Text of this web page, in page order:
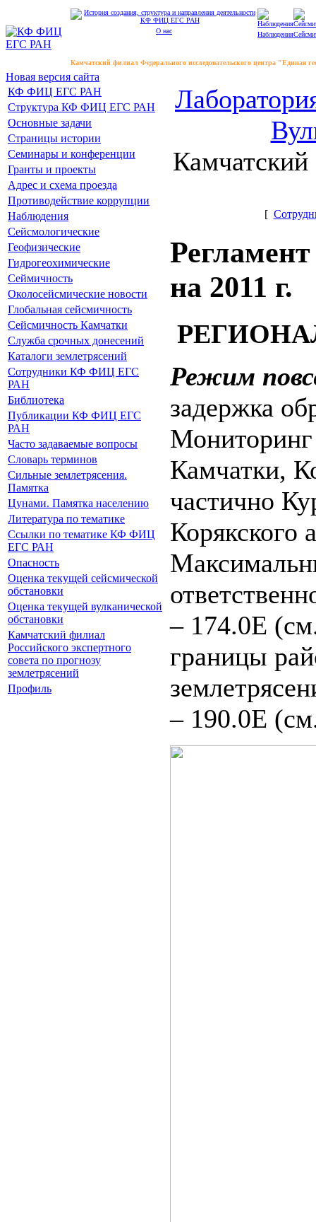
О нас Наблюдения
Камчатский филиал Федерального исследовательского центра "Единая
Новая версия сайта
КФ ФИЦ ЕГС РАН
Структура КФ ФИЦ ЕГС РАН
Основные задачи
Страницы истории
Семинары и конференции
Гранты и проекты
Адрес и схема проезда
Противодействие коррупции
Наблюдения
Сейсмологические
Геофизические
Гидрогеохимические
Сеймичность
Околосейсмические новости
Глобальная сейсмичность
Сейсмичность Камчатки
Служба срочных донесений
Каталоги землетрясений
Сотрудники КФ ФИЦ ЕГС
РАН
Библиотека
Публикации КФ ФИЦ ЕГС
РАН
Часто задаваемые вопросы
Словарь терминов
Сильные землетрясения.
Памятка
Цунами. Памятка населению
Литература по тематике
Ссылки по тематике КФ ФИЦ
ЕГС РАН
Опасность
Оценка текущей сейсмической
обстановки
Оценка текущей вулканической
обстановки
Камчатский филиал
Российского экспертного
совета по прогнозу
землетрясений
Профиль
[
на 2011 г.
Режим
задержка
Мониторинг
Камчатки,
частично
Корякского
– 174.0Е
границы
– 190.0Е